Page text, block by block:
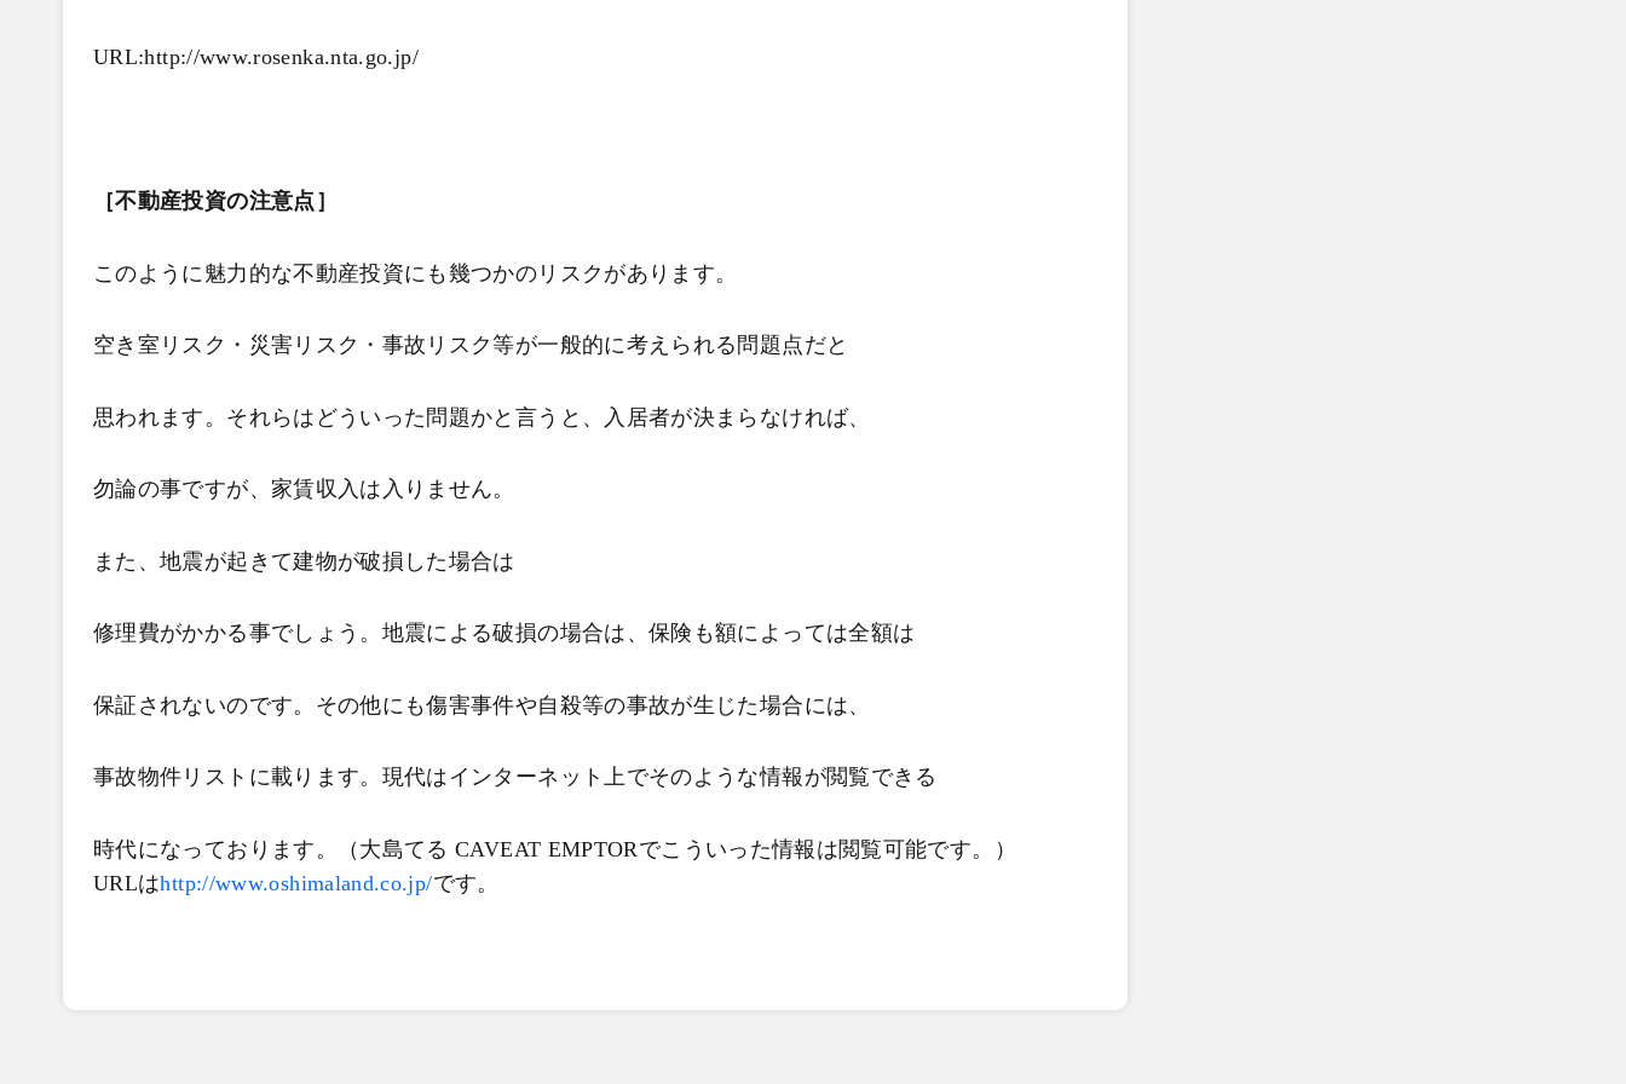
URL:http://www.rosenka.nta.go.jp/
［不動産投資の注意点］
このように魅力的な不動産投資にも幾つかのリスクがあります。
空き室リスク・災害リスク・事故リスク等が一般的に考えられる問題点だと
思われます。それらはどういった問題かと言うと、入居者が決まらなければ、
勿論の事ですが、家賃収入は入りません。
また、地震が起きて建物が破損した場合は
修理費がかかる事でしょう。地震による破損の場合は、保険も額によっては全額は
保証されないのです。その他にも傷害事件や自殺等の事故が生じた場合には、
事故物件リストに載ります。現代はインターネット上でそのような情報が閲覧できる
時代になっております。（大島てる CAVEAT EMPTORでこういった情報は閲覧可能です。）
URLはhttp://www.oshimaland.co.jp/です。